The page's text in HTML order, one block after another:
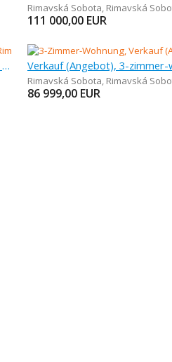
Rimavská Sobota, Rimavská
111 000,00 EUR
Verkauf (Angebot), 3-zimmer-wohnung, 61 m
Rimavská Sobota, Rimavská
86 999,00 EUR